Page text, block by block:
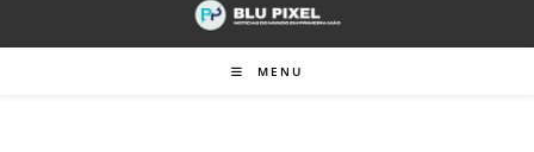
MENU